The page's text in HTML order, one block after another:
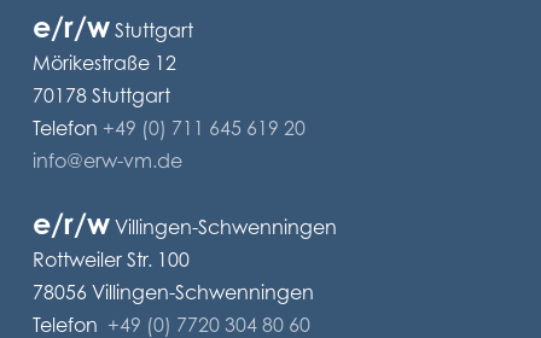
e/r/w Stuttgart
Mörikestraße 12
70178 Stuttgart
Telefon +49 (0) 711 645 619 20
info@erw-vm.de
e/r/w Villingen-Schwenningen
Rottweiler Str. 100
78056 Villingen-Schwenningen
Telefon +49 (0) 7720 304 80 60